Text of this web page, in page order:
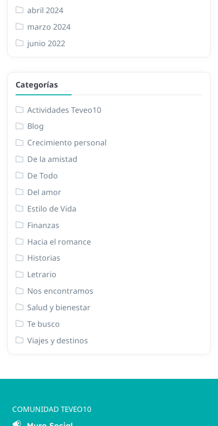
abril 2024
marzo 2024
junio 2022
Categorías
Actividades Teveo10
Blog
Crecimiento personal
De la amistad
De Todo
Del amor
Estilo de Vida
Finanzas
Hacia el romance
Historias
Letrario
Nos encontramos
Salud y bienestar
Te busco
Viajes y destinos
COMUNIDAD TEVEO10